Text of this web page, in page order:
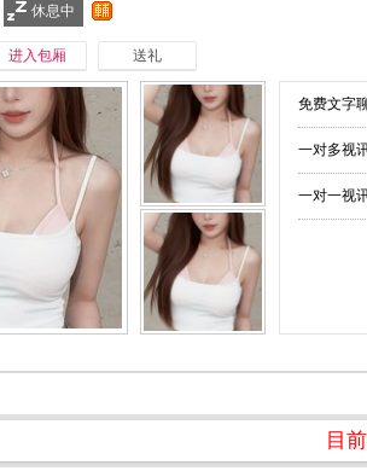
休息中
进入包厢 送礼
免费文字
一对多视
一对一视
目